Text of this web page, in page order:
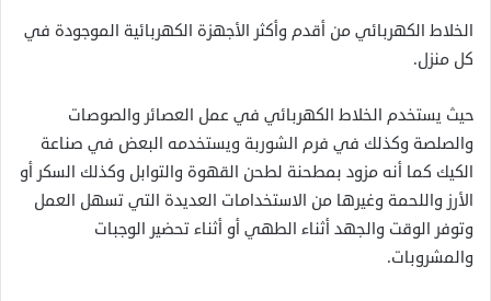
الخلاط الكهربائي من أقدم وأكثر الأجهزة الكهربائية الموجودة في
كل منزل.
حيث يستخدم الخلاط الكهربائي في عمل العصائر والصوصات
والصلصة وكذلك في فرم الشوربة ويستخدمه البعض في صناعة
الكيك كما أنه مزود بمطحنة لطحن القهوة والتوابل وكذلك السكر أو
الأرز واللحمة وغيرها من الاستخدامات العديدة التي تسهل العمل
وتوفر الوقت والجهد أثناء الطهي أو أثناء تحضير الوجبات
والمشروبات.